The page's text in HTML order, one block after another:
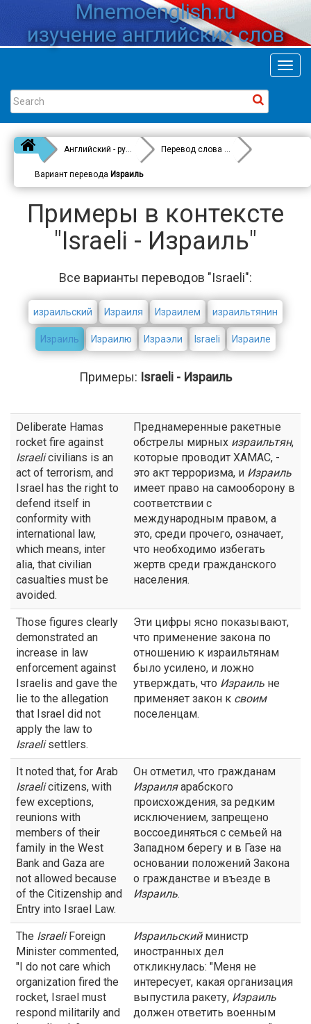
Mnemoenglish.ru
изучение английских слов
Английский - русский Перевод слова
Israeli
Вариант перевода Израиль
Примеры в контексте
"Israeli - Израиль"
Все варианты переводов "Israeli":
израильский Израиля Израилем израильтянин
Израиль Израилю Израэли Israeli Израиле
Примеры: Israeli - Израиль
Deliberate Hamas
rocket fire against
Israelicivilians is an
act of terrorism, and
Israel has the right to
defend itself in
conformity with
international law,
which means, inter
alia, that civilian
casualties must be
avoided.
Преднамеренные ракетные
обстрелы мирных израильтян,
которые проводит ХАМАС, -
это акт терроризма, и Израиль
имеет право на самооборону в
соответствии с
международным правом, а
это, среди прочего, означает,
что необходимо избегать
жертв среди гражданского
населения.
Those figures clearly
demonstrated an
increase in law
enforcement against
Israelis and gave the
lie to the allegation
that Israel did not
apply the law to
Israelisettlers.
Эти цифры ясно показывают,
что применение закона по
отношению к израильтянам
было усилено, и ложно
утверждать, что Израиль не
применяет закон к своим
поселенцам.
It noted that, for Arab
Israelicitizens, with
few exceptions,
reunions with
members of their
family in the West
Bank and Gaza are
not allowed because
of the Citizenship and
Entry into Israel Law.
Он отметил, что гражданам
Израиляарабского
происхождения, за редким
исключением, запрещено
воссоединяться с семьей на
Западном берегу и в Газе на
основании положений Закона
о гражданстве и въезде в
Израиль.
The IsraeliForeign
Minister commented,
"I do not care which
organization fired the
rocket, Israel must
respond militarily and
Израильскийминистр
иностранных дел
откликнулась: "Меня не
интересует, какая организация
выпустила ракету, Израиль
должен ответить военным